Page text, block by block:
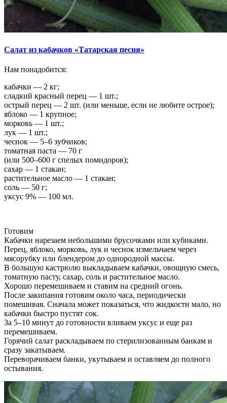
Салат из кабачков «Татарская песня»
Нам понадобится:
кабачки — 2 кг;
сладкий красный перец — 1 шт.;
острый перец — 2 шт. (или меньше, если не любите острое);
яблоко — 1 крупное;
морковь — 1 шт.;
лук — 1 шт.;
чеснок — 5–6 зубчиков;
томатная паста — 70 г
(или 500–600 г спелых помидоров);
сахар — 1 стакан;
растительное масло — 1 стакан;
соль — 50 г;
уксус 9% — 100 мл.
Готовим
Кабачки нарезаем небольшими брусочками или кубиками.
Перец, яблоко, морковь, лук и чеснок измельчаем через
мясорубку или блендером до однородной массы.
В большую кастрюлю выкладываем кабачки, овощную смесь,
томатную пасту, сахар, соль и растительное масло.
Хорошо перемешиваем и ставим на средний огонь.
После закипания готовим около часа, периодически
помешивая. Сначала может показаться, что жидкости мало, но
кабачки быстро пустят сок.
За 5–10 минут до готовности вливаем уксус и еще раз
перемешиваем.
Горячий салат раскладываем по стерилизованным банкам и
сразу закатываем.
Переворачиваем банки, укутываем и оставляем до полного
остывания.